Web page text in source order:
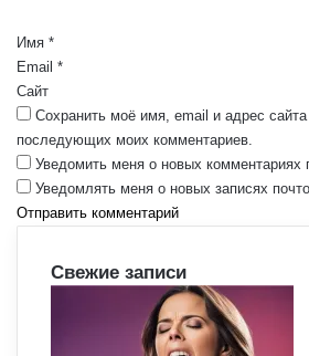
р
и
й
*
Имя *
Email *
Сайт
Сохранить моё имя, email и адрес
последующих моих комментариев.
Уведомить меня о новых комментариях
Уведомлять меня о новых записях
Свежие записи